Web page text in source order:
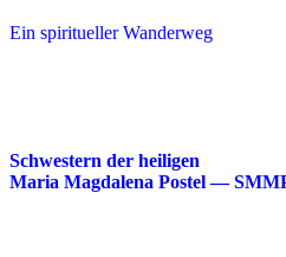
Ein spiritueller Wanderweg
Schwestern der heiligen
Maria Magdalena Postel —